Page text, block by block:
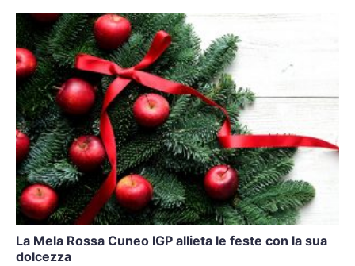
La Mela Rossa Cuneo IGP allieta le feste con la sua
dolcezza